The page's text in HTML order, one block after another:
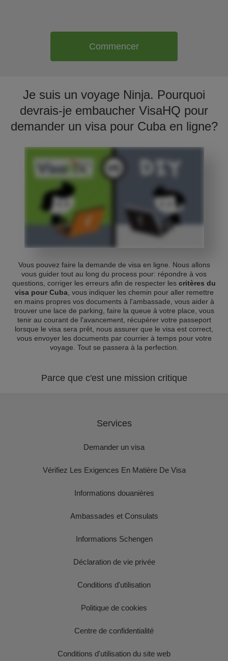
Commencer
Je suis un voyage Ninja. Pourquoi
devrais-je embaucher VisaHQ pour
demander un visa pour Cuba en ligne?
Vous pouvez faire la demande de visa en ligne. Nous allons
vous guider tout au long du process pour: répondre à vos
questions, corriger les erreurs afin de respecter les critères du
visa pour Cuba, vous indiquer les chemin pour aller remettre
en mains propres vos documents à l'ambassade, vous aider à
trouver une lace de parking, faire la queue à votre place, vous
tenir au courant de l'avancement, récupérer votre passeport
lorsque le visa sera prêt, nous assurer que le visa est correct,
vous envoyer les documents par courrier à temps pour votre
voyage. Tout se passera à la perfection.
Parce que c'est une mission critique
Services
Demander un visa
Vérifiez Les Exigences En Matière De Visa
Informations douanières
Ambassades et Consulats
Informations Schengen
Déclaration de vie privée
Conditions d'utilisation
Politique de cookies
Centre de confidentialité
Conditions d'utilisation du site web